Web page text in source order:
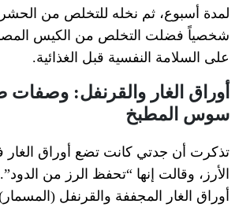
لمدة أسبوع، ثم نخله للتخلص من
شخصياً فضلت التخلص من الكيس
على السلامة النفسية قبل الغذائية.
أوراق الغار والقرنفل: وصفات
سوس المطبخ
تذكرت أن جدتي كانت تضع أوراق الغار
الأرز، وقالت إنها “تحفظ الرز من
أوراق الغار المجففة والقرنفل